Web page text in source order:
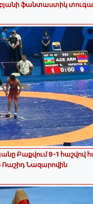
ֆանտաստիկ
Բաքվում 9-1 հաշվով
Ռաշիդ Նազարովին